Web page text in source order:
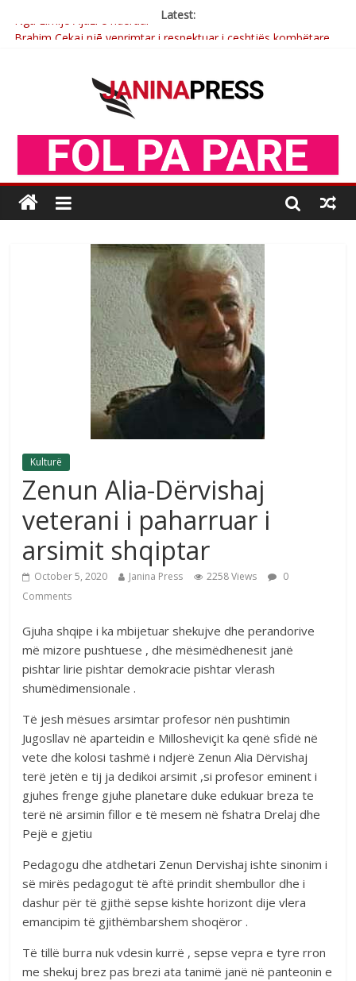
Latest:
Brahim Çekaj njē veprimtar i respektuar i çeshtjës kombëtare
Çlirimtari Agron Gërvalla me takime pune në atdhe të shoqerisë
Mimoza Gjoni artiste e mirëfilltë e këngës shqiptare
Nga Elmije Ajazi e nderuar
Kulturë
Zenun Alia-Dërvishaj
veterani i paharruar i
arsimit shqiptar
October 5, 2020 Janina Press 2258 Views
0
Comments
Gjuha shqipe i ka mbijetuar shekujve dhe perandorive
më mizore pushtuese , dhe mësimëdhenesit janë
pishtar lirie pishtar demokracie pishtar vlerash
shumëdimensionale .
Të jesh mësues arsimtar profesor nën pushtimin
Jugosllav në aparteidin e Millosheviçit ka qenë sfidë në
vete dhe kolosi tashmë i ndjerë Zenun Alia Dërvishaj
terë jetën e tij ja dedikoi arsimit ,si profesor eminent i
gjuhes frenge gjuhe planetare duke edukuar breza te
terë në arsimin fillor e të mesem në fshatra Drelaj dhe
Pejë e gjetiu
Pedagogu dhe atdhetari Zenun Dervishaj ishte sinonim i
së mirës pedagogut të aftë prindit shembullor dhe i
dashur për të gjithë sepse kishte horizont dije vlera
emancipim të gjithëmbarshem shoqëror .
Të tillë burra nuk vdesin kurrë , sepse vepra e tyre rron
me shekuj brez pas brezi ata tanimë janë në panteonin e